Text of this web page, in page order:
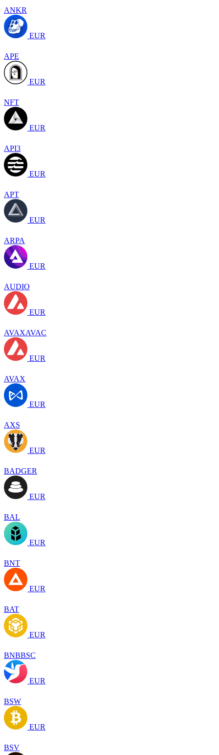
ANKR
EUR
APE
EUR
NFT
EUR
API3
EUR
APT
EUR
ARPA
EUR
AUDIO
EUR
AVAXAVAC
EUR
AVAX
EUR
AXS
EUR
BADGER
EUR
BAL
EUR
BNT
EUR
BAT
EUR
BNBBSC
EUR
BSW
EUR
BSV